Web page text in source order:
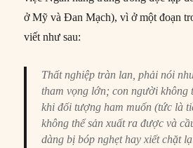
ở Mỹ và Đan Mạch), vì ở một đoạn
viết như sau:
Thất nghiệp tràn lan, phải nói
tham vọng lớn; con người không
khi đối tượng ham muốn (tức là
không thể sản xuất ra được và
dàng bị bóp nghẹt hay xiết chặt